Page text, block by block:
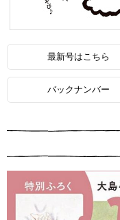
最新号はこちら
バックナンバー